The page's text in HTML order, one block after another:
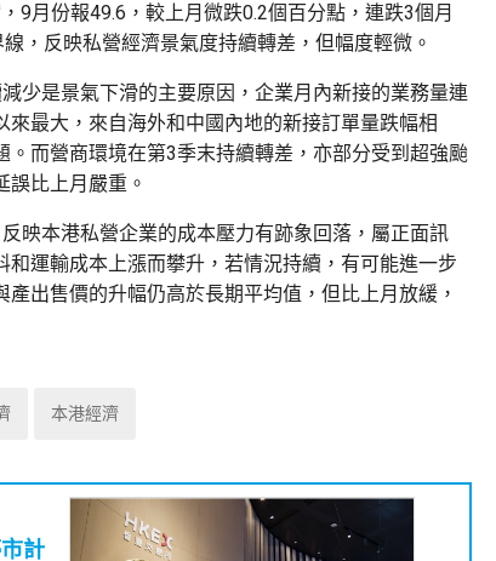
9月份報49.6，較上月微跌0.2個百分點，連跌3個月
，反映私營經濟景氣度持續轉差，但幅度輕微。
少是景氣下滑的主要原因，企業月內新接的業務量連
最大，來自海外和中國內地的新接訂單量跌幅相
而營商環境在第3季末持續轉差，亦部分受到超強颱
誤比上月嚴重。
映本港私營企業的成本壓力有跡象回落，屬正面訊
運輸成本上漲而攀升，若情況持續，有可能進一步
出售價的升幅仍高於長期平均值，但比上月放緩，
本港經濟
計